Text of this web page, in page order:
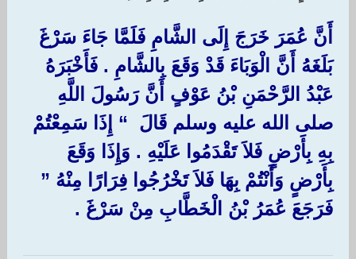
أَنَّ عُمَرَ خَرَجَ إِلَى الشَّامِ فَلَمَّا جَاءَ سَرْغَ
بَلَغَهُ أَنَّ الْوَبَاءَ قَدْ وَقَعَ بِالشَّامِ ‏.‏ فَأَخْبَرَهُ
عَبْدُ الرَّحْمَنِ بْنُ عَوْفٍ أَنَّ رَسُولَ اللَّهِ
صلى الله عليه وسلم قَالَ ‏ “‏ إِذَا سَمِعْتُمْ
بِهِ بِأَرْضٍ فَلاَ تَقْدَمُوا عَلَيْهِ ‏.‏ وَإِذَا وَقَعَ
بِأَرْضٍ وَأَنْتُمْ بِهَا فَلاَ تَخْرُجُوا فِرَارًا مِنْهُ ‏”
فَرَجَعَ عُمَرُ بْنُ الْخَطَّابِ مِنْ سَرْغَ ‏.‏